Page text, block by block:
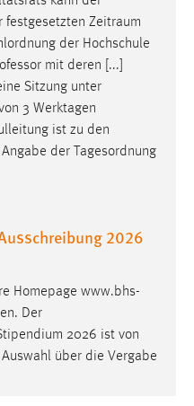
festgesetzten Zeitraum
der Hochschule
mit deren [...]
Sitzung unter
3 Werktagen
ist zu den
der Tagesordnung
2026
Homepage www.bhs-
Der
2026 ist von
über die Vergabe